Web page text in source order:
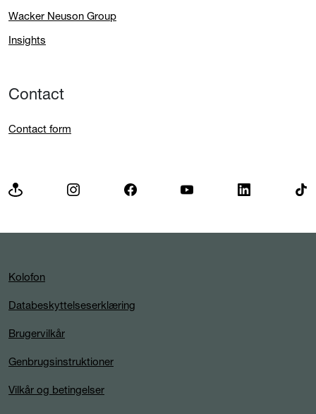
Wacker Neuson Group
Insights
Contact
Contact form
Kolofon
Databeskyttelseserklæring
Brugervilkår
Genbrugsinstruktioner
Vilkår og betingelser